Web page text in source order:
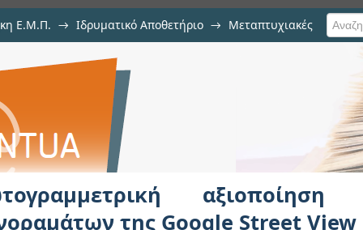
Ε.Μ.Π. → Ιδρυματικό Αποθετήριο → Μεταπτυχιακές
και αξιολόγηση
αξιοποίηση
της Google Street View